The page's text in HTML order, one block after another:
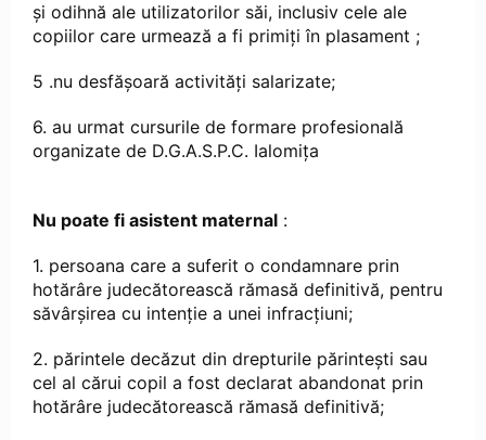
şi odihnă ale utilizatorilor săi, inclusiv cele ale
copiilor care urmează a fi primiţi în plasament ;
5 .nu desfăşoară activităţi salarizate;
6. au urmat cursurile de formare profesională
organizate de D.G.A.S.P.C. Ialomița
Nu poate fi asistent maternal :
1. persoana care a suferit o condamnare prin
hotărâre judecătorească rămasă definitivă, pentru
săvârşirea cu intenţie a unei infracţiuni;
2. părintele decăzut din drepturile părinteşti sau
cel al cărui copil a fost declarat abandonat prin
hotărâre judecătorească rămasă definitivă;